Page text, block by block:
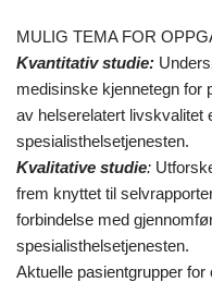
MULIG TEMA FOR
Kvantitativ studie:
medisinske kjennetegn for
av helserelatert livskvalitet
spesialisthelsetjenesten.
Kvalitative studie:
frem knyttet til
forbindelse med
spesialisthelsetjenesten.
Aktuelle pasientgrupper for